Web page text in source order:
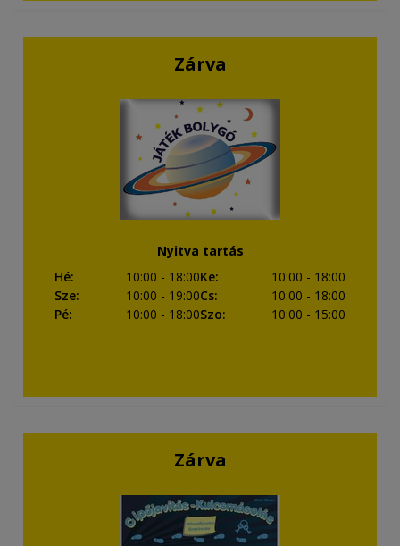
Zárva
Nyitva tartás
Hé: 10:00 - 18:00Ke: 10:00 - 18:00
Sze: 10:00 - 19:00Cs: 10:00 - 18:00
Pé: 10:00 - 18:00Szo: 10:00 - 15:00
Zárva